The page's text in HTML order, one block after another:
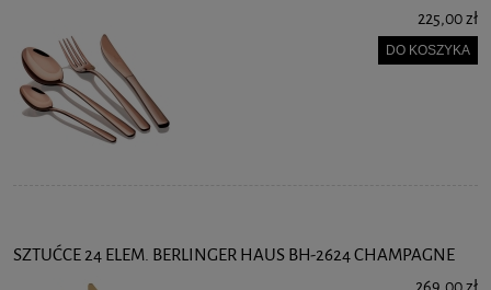
225,00 zł
DO KOSZYKA
SZTUĆCE 24 ELEM. BERLINGER HAUS BH-2624 CHAMPAGNE